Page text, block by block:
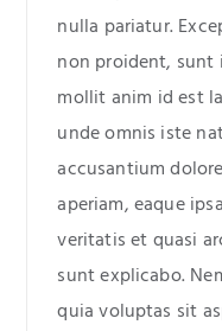
nulla pariatur.
non proident,
mollit anim id est
unde omnis iste
accusantium
aperiam, eaque
veritatis et quasi
sunt explicabo.
quia voluptas sit